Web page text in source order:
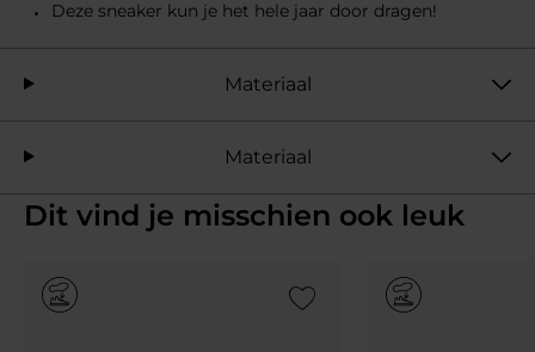
Deze sneaker kun je het hele jaar door dragen!
Materiaal
Materiaal
Dit vind je misschien ook leuk
Add to Wishlist